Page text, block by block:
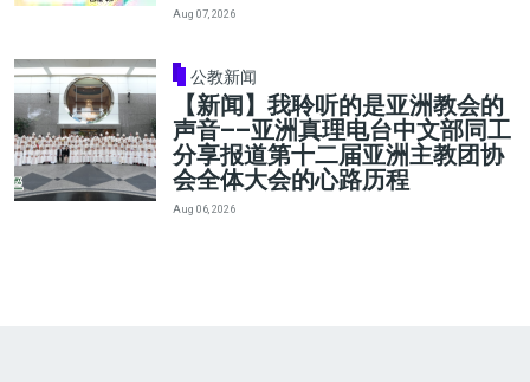
Aug 07, 2026
公教新闻
【新闻】我聆听的是亚洲教会的
声音——亚洲真理电台中文部同工
分享报道第十二届亚洲主教团协
会全体大会的心路历程
Aug 06, 2026